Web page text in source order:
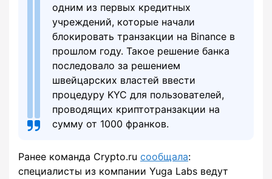
одним из первых кредитных
учреждений, которые начали
блокировать транзакции на Binance в
прошлом году. Такое решение банка
последовало за решением
швейцарских властей ввести
процедуру KYC для пользователей,
проводящих криптотранзакции на
сумму от 1000 франков.
Ранее команда Crypto.ru сообщала:
специалисты из компании Yuga Labs ведут